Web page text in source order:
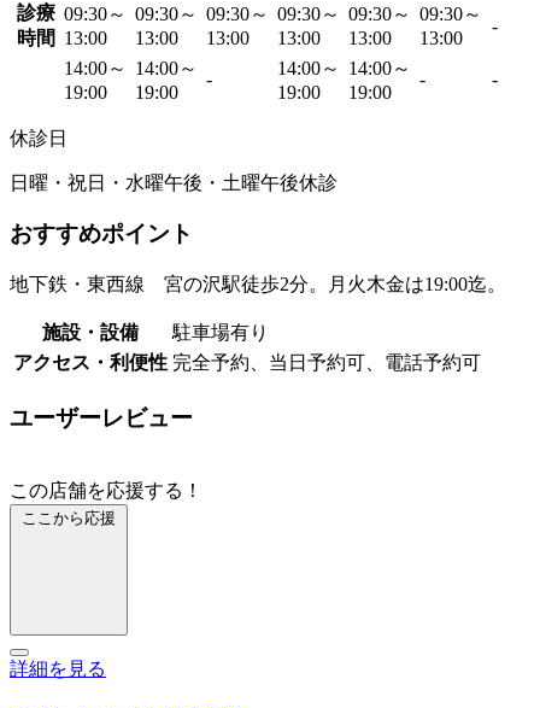
診療
時間
09:30～
13:00
09:30～
13:00
09:30～
13:00
09:30～
13:00
09:30～
13:00
09:30～
13:00
-
14:00～
19:00
14:00～
19:00
-
14:00～
19:00
14:00～
19:00
- -
休診日
日曜・祝日・水曜午後・土曜午後休診
おすすめポイント
地下鉄・東西線 宮の沢駅徒歩2分。月火木金は19:00迄。
施設・設備
駐車場有り
アクセス・利便性 完全予約、当日予約可、電話予約可
ユーザーレビュー
この店舗を応援する！
ここから応援
詳細を見る